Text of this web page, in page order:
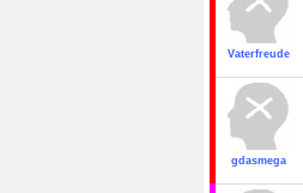
Vaterfreude
gdasmega